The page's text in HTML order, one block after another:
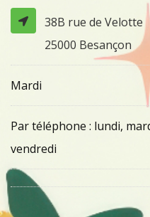
38B rue de Velotte
25000 Besançon
Mardi
Par téléphone : lundi,
vendredi